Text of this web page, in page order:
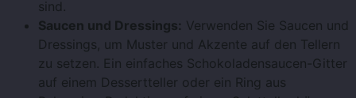
sind.
Saucen und Dressings: Verwenden Sie Saucen und
Dressings, um Muster und Akzente auf den Tellern
zu setzen. Ein einfaches Schokoladensaucen-Gitter
auf einem Dessertteller oder ein Ring aus